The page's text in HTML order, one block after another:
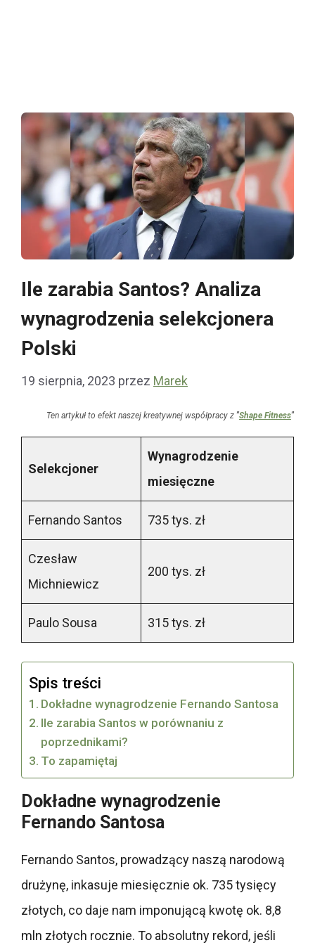
Ile zarabia Santos? Analiza
wynagrodzenia selekcjonera
Polski
19 sierpnia, 2023 przez Marek
Ten artykuł to efekt naszej kreatywnej współpracy z "Shape Fitness"
Selekcjoner
Wynagrodzenie
miesięczne
Fernando Santos 735 tys. zł
Czesław
Michniewicz
200 tys. zł
Paulo Sousa 315 tys. zł
Spis treści
Dokładne wynagrodzenie Fernando Santosa
Ile zarabia Santos w porównaniu z
poprzednikami?
To zapamiętaj
Dokładne wynagrodzenie
Fernando Santosa
Fernando Santos, prowadzący naszą narodową
drużynę, inkasuje miesięcznie ok. 735 tysięcy
złotych, co daje nam imponującą kwotę ok. 8,8
mln złotych rocznie. To absolutny rekord, jeśli